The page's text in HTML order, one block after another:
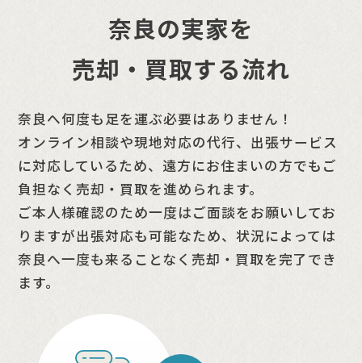
奈良の実家を
売却・買取する流れ
奈良へ何度も足を運ぶ必要はありません！
オンライン相談や現地対応の代行、出張サービス
に対応しているため、 遠方にお住まいの方でもご
負担なく売却・買取を進められます。
ご本人様確認のため一度はご面談をお願いしてお
りますが出張対応も可能なため、状況によっては
奈良へ一度も来ることなく売却・買取を完了でき
ます。